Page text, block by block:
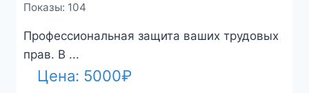
Показы: 104
Профессиональная защита ваших трудовых
прав. В ...
Цена: 5000₽